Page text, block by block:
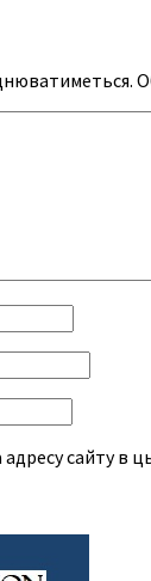
сайту в